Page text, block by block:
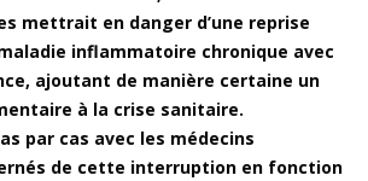
mettrait en danger d’une reprise
inflammatoire chronique avec
ajoutant de manière certaine un
à la crise sanitaire.
par cas avec les médecins
de cette interruption en fonction